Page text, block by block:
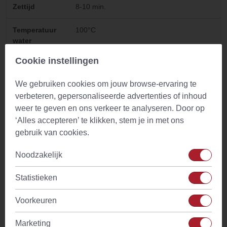
Zettijd 8-10 min.
Temperatuur
water
100°C
Drinkadvies
Geschikt voor gehele dag. Met weinig of
Ingredienten Gedroogde brandnetelbladeren
Kenmerken
Vooral een verworven smaak. Zachte
interessante grasachtige smaak
Tijdstip
Cafeine
Smaaktonen
Melk
Cookie instellingen
We gebruiken cookies om jouw browse-ervaring te
verbeteren, gepersonaliseerde advertenties of inhoud
weer te geven en ons verkeer te analyseren. Door op
‘Alles accepteren’ te klikken, stem je in met ons
gebruik van cookies.
Noodzakelijk
Statistieken
Voorkeuren
Marketing